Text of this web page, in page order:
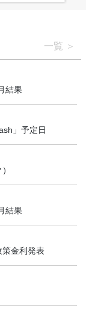
一覧
結果
」予定日
結果
金利発表